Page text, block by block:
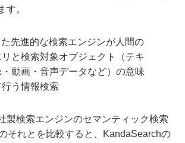
す。
先進的な検索エンジンが人間の
と検索対象オブジェクト（テキ
動画・音声データなど）の意味
う情報検索
製検索エンジンのセマンティック検索
それとを比較すると、KandaSearchの